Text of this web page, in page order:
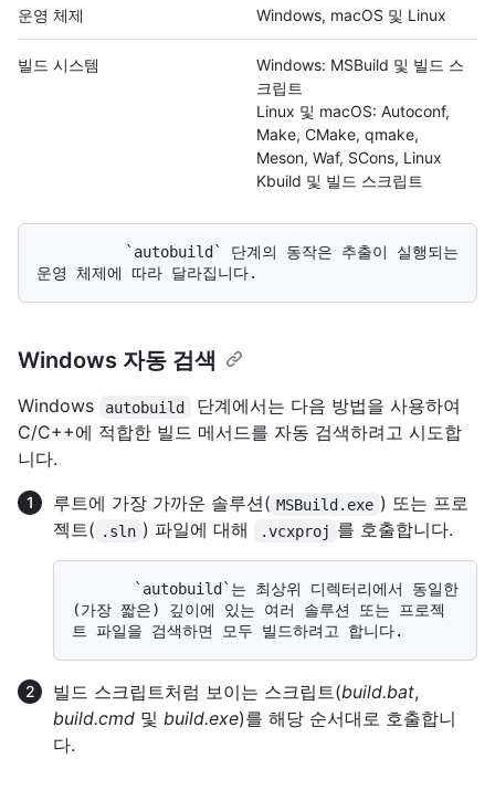
운영 체제 Windows, macOS 및 Linux
빌드 시스템
Windows: MSBuild 및 빌드 스
크립트
Linux 및 macOS: Autoconf,
Make, CMake, qmake,
Meson, Waf, SCons, Linux
Kbuild 및 빌드 스크립트
Windows 자동 검색
Windows autobuild
단계에서는 다음 방법을 사용하여
C/C++에 적합한 빌드 메서드를 자동 검색하려고 시도합
니다.
루트에 가장 가까운 솔루션( MSBuild.exe ) 또는 프로
젝트( .sln ) 파일에 대해 .vcxproj 를 호출합니다.
(가장 짧은) 깊이에 있는 여러 솔루션 또는 프로젝
빌드 스크립트처럼 보이는 스크립트(build.bat,
build.cmd 및 build.exe)를 해당 순서대로 호출합니
다.